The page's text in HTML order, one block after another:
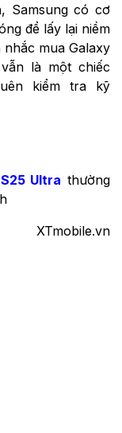
Samsung có cơ
để lấy lại niềm
mua Galaxy
là một chiếc
kiểm tra kỹ
Ultra thường
XTmobile.vn